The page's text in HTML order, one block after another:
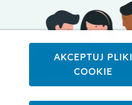
AKCEPTUJ PLIKI
COOKIE